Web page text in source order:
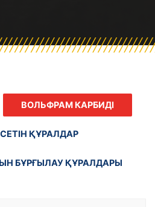
ВОЛЬФРАМ КАРБИДІ
ҚҰРАЛДАР
БҰРҒЫЛАУ ҚҰРАЛДАРЫ